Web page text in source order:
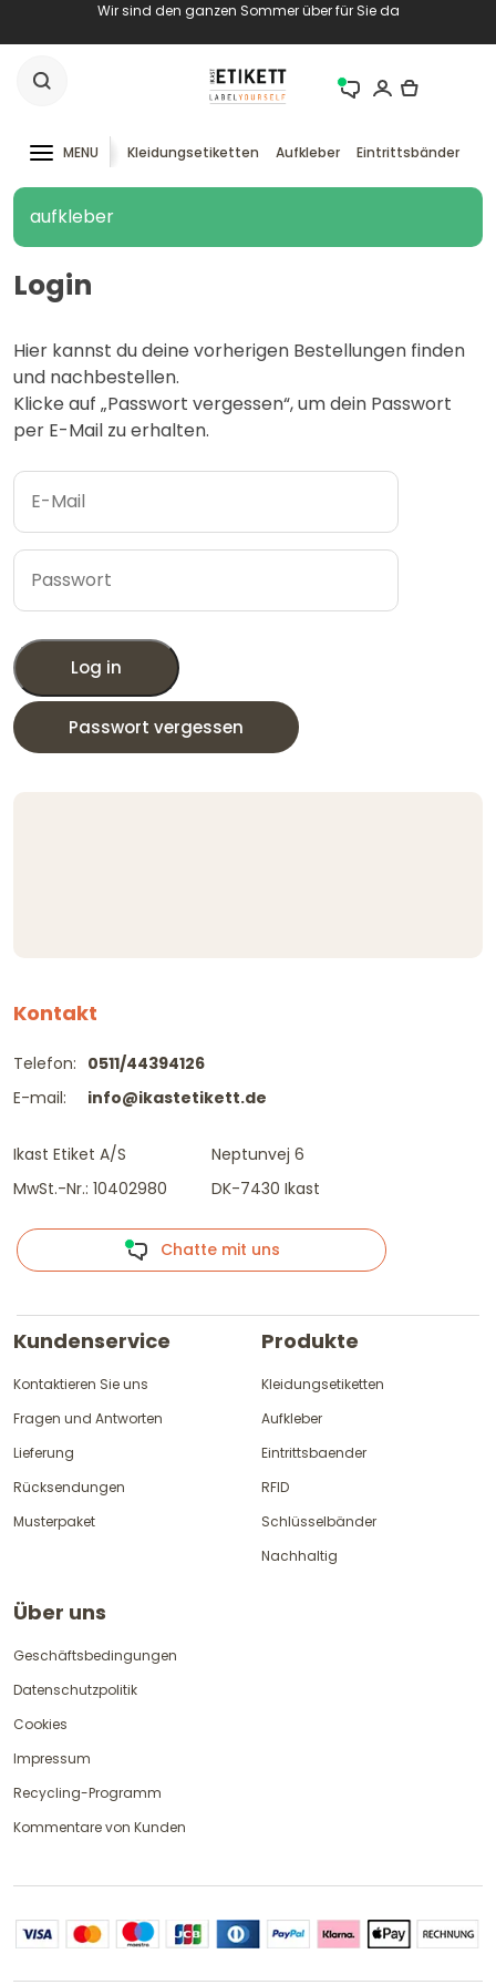
Wir sind den ganzen Sommer über für Sie da
MENU Kleidungsetiketten Aufkleber Eintrittsbänder
aufkleber
Login
Hier kannst du deine vorherigen Bestellungen finden
und nachbestellen.
Klicke auf „Passwort vergessen“, um dein Passwort
per E-Mail zu erhalten.
Log in
Passwort vergessen
Kontakt
Telefon:
E-mail:
0511/44394126
info@ikastetikett.de
Ikast Etiket A/S
MwSt.-Nr.: 10402980
Neptunvej 6
DK-7430 Ikast
Chatte mit uns
Kundenservice
Kontaktieren Sie uns
Fragen und Antworten
Lieferung
Rücksendungen
Musterpaket
Produkte
Kleidungsetiketten
Aufkleber
Eintrittsbaender
RFID
Schlüsselbänder
Nachhaltig
Über uns
Geschäftsbedingungen
Datenschutzpolitik
Cookies
Impressum
Recycling-Programm
Kommentare von Kunden